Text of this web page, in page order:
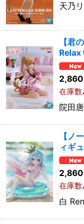
天乃
【君
Relax
2,860
在庫
院田
【ノ
ィギ
2,860
在庫
白